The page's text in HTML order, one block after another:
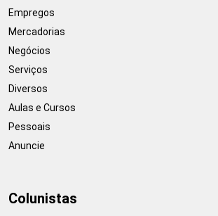
Empregos
Mercadorias
Negócios
Serviços
Diversos
Aulas e Cursos
Pessoais
Anuncie
Colunistas